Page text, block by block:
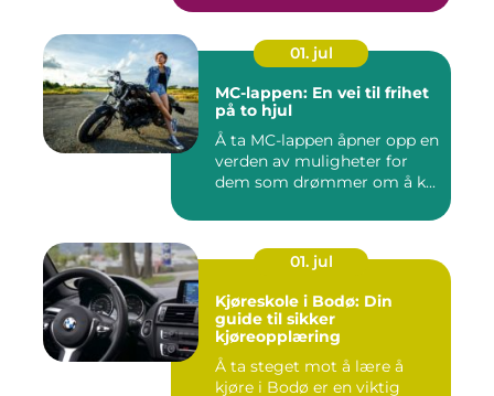
01. jul
MC-lappen: En vei til frihet
på to hjul
Å ta MC-lappen åpner opp en
verden av muligheter for
dem som drømmer om å k...
01. jul
Kjøreskole i Bodø: Din
guide til sikker
kjøreopplæring
Å ta steget mot å lære å
kjøre i Bodø er en viktig